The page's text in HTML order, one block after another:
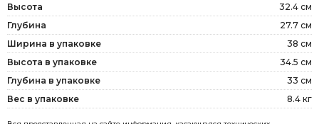
Высота
32.4 см
Глубина
27.7 см
Ширина в упаковке
38 см
Высота в упаковке
34.5 см
Глубина в упаковке
33 см
Вес в упаковке
8.4 кг